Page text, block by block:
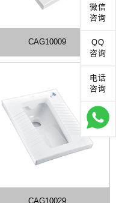
CAG10009
CAG10029
微信
咨询
QQ
咨询
电话
咨询